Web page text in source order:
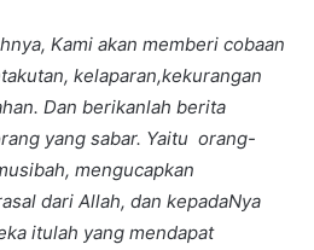
Kami akan memberi cobaan
kelaparan,kekurangan
Dan berikanlah berita
yang sabar. Yaitu orang-
mengucapkan
dari Allah, dan kepadaNya
itulah yang mendapat